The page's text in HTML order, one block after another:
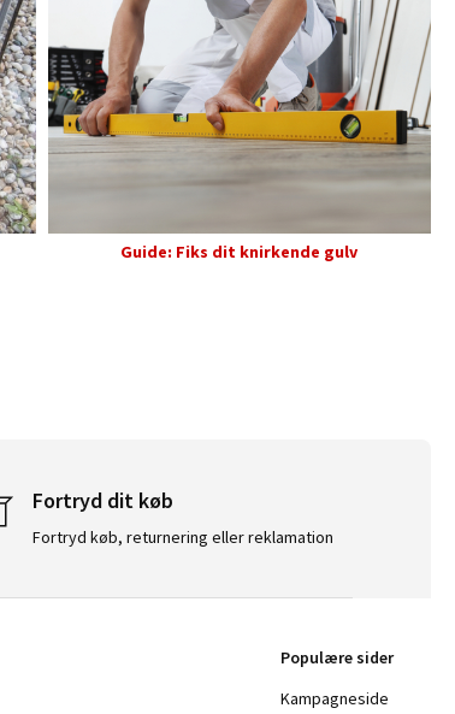
Guide: Fiks dit knirkende gulv
Fortryd dit køb
Fortryd køb, returnering eller reklamation
Populære sider
Kampagneside